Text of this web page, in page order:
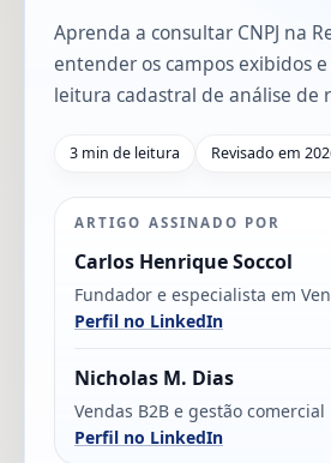
Aprenda a consultar CNPJ na
entender os campos exibidos
leitura cadastral de análise de
3 min de leitura Revisado em
ARTIGO ASSINADO POR
Carlos Henrique Soccol
Fundador e especialista em
Perfil no LinkedIn
Nicholas M. Dias
Vendas B2B e gestão comercial
Perfil no LinkedIn